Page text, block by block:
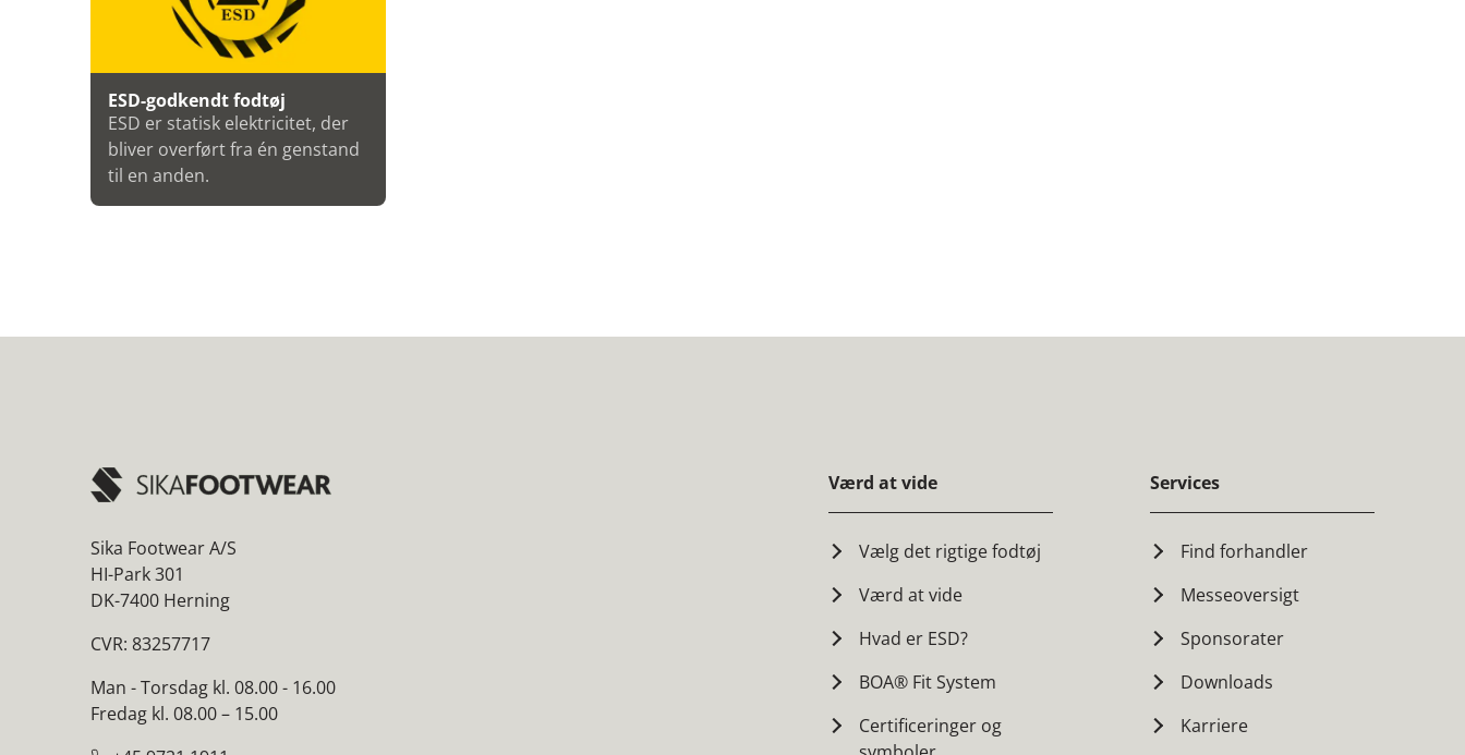
ESD-godkendt fodtøj
ESD er statisk elektricitet, der
bliver overført fra én genstand
til en anden.
Sika Footwear A/S
HI-Park 301
DK-7400 Herning
CVR: 83257717
Man - Torsdag kl. 08.00 - 16.00
Fredag kl. 08.00 – 15.00
Værd at vide
Vælg det rigtige fodtøj
Værd at vide
Hvad er ESD?
BOA® Fit System
Certificeringer og
Services
Find forhandler
Messeoversigt
Sponsorater
Downloads
Karriere